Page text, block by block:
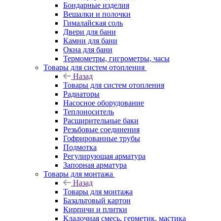
Бондарные изделия
Вешалки и полочки
Гималайская соль
Двери для бани
Камни для бани
Окна для бани
Термометры, гигрометры, часы
Товары для систем отопления
Назад
Товары для систем отопления
Радиаторы
Насосное оборудование
Теплоноситель
Расширительные баки
Резьбовые соединения
Гофрированные трубы
Подмотка
Регулирующая арматура
Запорная арматура
Товары для монтажа
Назад
Товары для монтажа
Базальтовый картон
Кирпичи и плитки
Кладочная смесь, герметик, мастика